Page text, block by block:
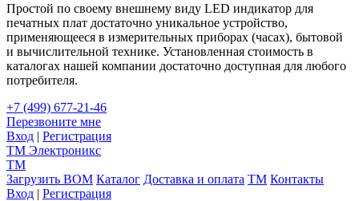
Простой по своему внешнему виду LED индикатор для
печатных плат достаточно уникальное устройство,
применяющееся в измерительных приборах (часах), бытовой
и вычислительной технике. Установленная стоимость в
каталогах нашей компании достаточно доступная для любого
потребителя.
+7 (499) 677-21-46
Перезвоните мне
Вход | Регистрация
TM Электроникс
TM
Загрузить BOM Каталог Доставка и оплата TM Контакты
Вход | Регистрация